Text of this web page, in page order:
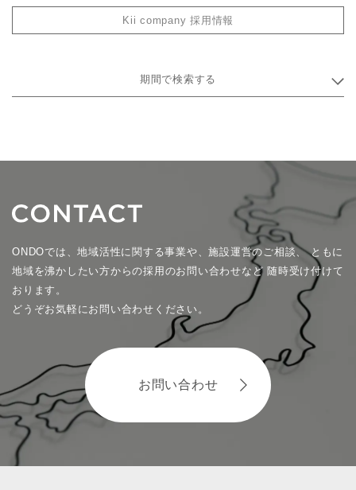
Kii company 採用情報
期間で検索する
ONDOでは、地域活性に関する事業や、施設運営のご相談、ともに
地域を沸かしたい方からの採用のお問い合わせなど 随時受け付けて
おります。
どうぞお気軽にお問い合わせください。
お問い合わせ